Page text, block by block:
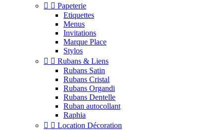
  Papeterie
Etiquettes
Menus
Invitations
Marque Place
Stylos
  Rubans & Liens
Rubans Satin
Rubans Cristal
Rubans Organdi
Rubans Dentelle
Ruban autocollant
Raphia
  Location Décoration